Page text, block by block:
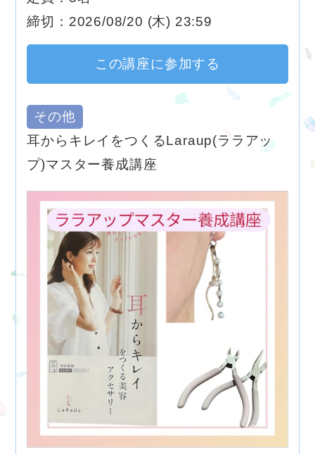
締切：2026/08/20 (木) 23:59
この講座に参加する
その他
耳からキレイをつくるLaraup(ララアッ
プ)マスター養成講座